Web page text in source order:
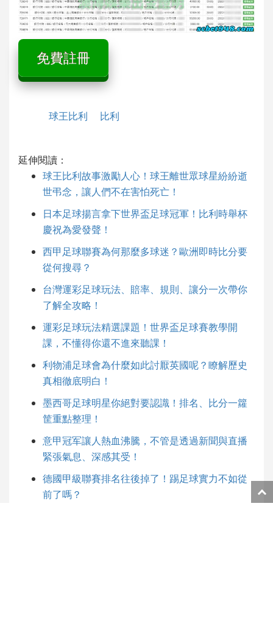
免費註冊
球王比利 比利
延伸閱讀：
球王比利故事激勵人心！球王離世眾球星紛紛逝
世弔念，讓人們不在害怕死亡！
日本足球揚言拿下世界盃足球冠軍！比利時舉杯
慶祝為愛發聲！
西甲足球聯賽為何那麼多球迷？歐洲即時比分要
從何搜尋？
台灣運彩足球玩法、賠率、規則、讓分一次帶你
了解全攻略！
運彩足球玩法精選課題！世界盃足球賽教學開
課，不懂得你還不進來聽課！
利物浦足球會為什麼如此討厭英國呢？瞭解歷史
真相徹底明白！
墨西哥足球明星你絕對要認識！排名、比分一籮
筐重點整理！
意甲冠军讓人熱血沸騰，不管是透過新聞與直播
緊張氣息、深感其受！
德國甲級聯賽排名往後掉了！踢足球實力不如從
前了嗎？
返
回